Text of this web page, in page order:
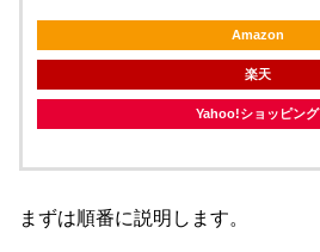
Amazon
楽天
Yahoo!ショッピング
まずは順番に説明します。